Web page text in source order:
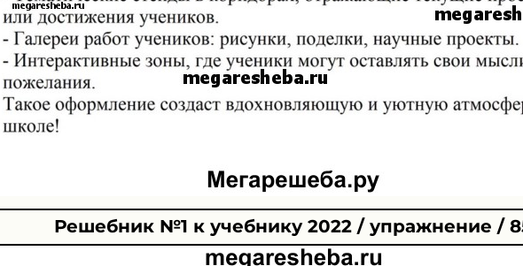
Решебник №1 к учебнику 2022 / упражнение /